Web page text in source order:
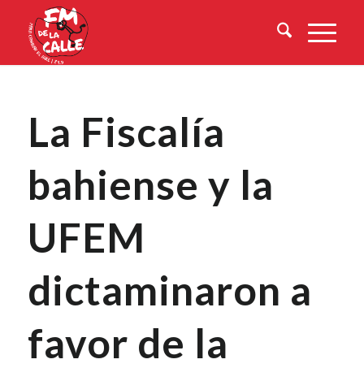
La Fiscalía
bahiense y la
UFEM
dictaminaron a
favor de la